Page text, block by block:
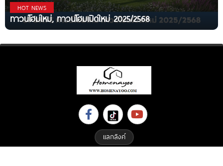
HOT NEWS
ทาวน์โฮมใหม่, ทาวน์โฮมเปิดใหม่ 2025/2568
แลกลิงค์